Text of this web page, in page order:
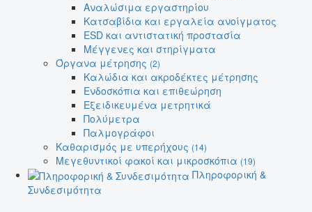
Αναλώσιμα εργαστηρίου
Κατσαβίδια και εργαλεία ανοίγματος
ESD και αντιστατική προστασία
Μέγγενες και στηρίγματα
Όργανα μέτρησης (2)
Καλώδια και ακροδέκτες μέτρησης
Ενδοσκόπια και επιθεώρηση
Εξειδικευμένα μετρητικά
Πολύμετρα
Παλμογράφοι
Καθαρισμός με υπερήχους (14)
Μεγεθυντικοί φακοί και μικροσκόπια (19)
Πληροφορική &
Συνδεσιμότητα